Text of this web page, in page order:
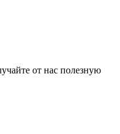
от нас полезную